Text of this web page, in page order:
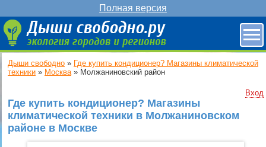
Полная версия
Дыши свободно » Где купить кондиционер? Магазины климатической
техники » Москва» Молжаниновский район
Вход
Где купить кондиционер? Магазины
климатической техники в Молжаниновском
районе в Москве